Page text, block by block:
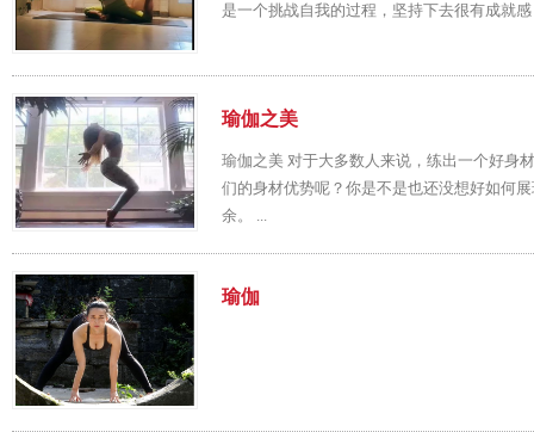
是一个挑战自我的过程，坚持下去很有成就
瑜伽之美
瑜伽之美 对于大多数人来说，练出一个好身
们的身材优势呢？你是不是也还没想好如何
余。 ...
瑜伽